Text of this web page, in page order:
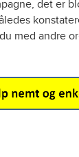
det er
med andre